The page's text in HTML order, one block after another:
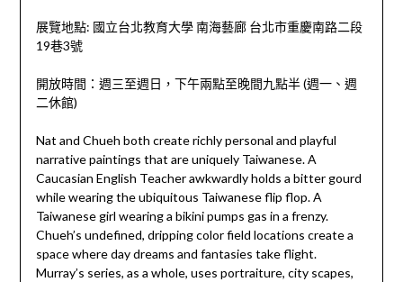
展覽地點: 國立台北教育大學 南海藝廊 台北市重慶南路二段
19巷3號
開放時間：週三至週日，下午兩點至晚間九點半 (週一、週
二休館)
Nat and Chueh both create richly personal and playful
narrative paintings that are uniquely Taiwanese. A
Caucasian English Teacher awkwardly holds a bitter gourd
while wearing the ubiquitous Taiwanese flip flop. A
Taiwanese girl wearing a bikini pumps gas in a frenzy.
Chueh’s undefined, dripping color field locations create a
space where day dreams and fantasies take flight.
Murray’s series, as a whole, uses portraiture, city scapes,